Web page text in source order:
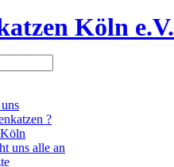
Köln e.V.
?
uns alle an